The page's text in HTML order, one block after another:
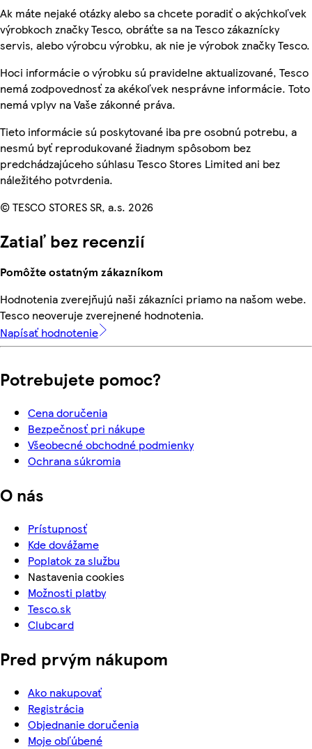
Ak máte nejaké otázky alebo sa chcete poradiť o akýchkoľvek
výrobkoch značky Tesco, obráťte sa na Tesco zákaznícky
servis, alebo výrobcu výrobku, ak nie je výrobok značky Tesco.
Hoci informácie o výrobku sú pravidelne aktualizované, Tesco
nemá zodpovednosť za akékoľvek nesprávne informácie. Toto
nemá vplyv na Vaše zákonné práva.
Tieto informácie sú poskytované iba pre osobnú potrebu, a
nesmú byť reprodukované žiadnym spôsobom bez
predchádzajúceho súhlasu Tesco Stores Limited ani bez
náležitého potvrdenia.
© TESCO STORES SR, a.s. 2026
Zatiaľ bez recenzií
Pomôžte ostatným zákazníkom
Hodnotenia zverejňujú naši zákazníci priamo na našom webe.
Tesco neoveruje zverejnené hodnotenia.
Napísať hodnotenie
Potrebujete pomoc?
Cena doručenia
Bezpečnosť pri nákupe
Všeobecné obchodné podmienky
Ochrana súkromia
O nás
Prístupnosť
Kde dovážame
Poplatok za službu
Nastavenia cookies
Možnosti platby
Tesco.sk
Clubcard
Pred prvým nákupom
Ako nakupovať
Registrácia
Objednanie doručenia
Moje obľúbené